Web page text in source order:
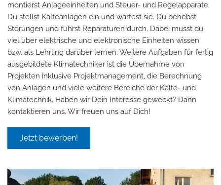
montierst Anlageeinheiten und Steuer- und Regelapparate.
Du stellst Kälteanlagen ein und wartest sie. Du behebst
Störungen und führst Reparaturen durch. Dabei musst du
viel über elektrische und elektronische Einheiten wissen
bzw. als Lehrling darüber lernen. Weitere Aufgaben für fertig
ausgebildete Klimatechniker ist die Übernahme von
Projekten inklusive Projektmanagement, die Berechnung
von Anlagen und viele weitere Bereiche der Kälte- und
Klimatechnik. Haben wir Dein Interesse geweckt? Dann
kontaktieren uns. Wir freuen uns auf Dich!
Jetzt bewerben!